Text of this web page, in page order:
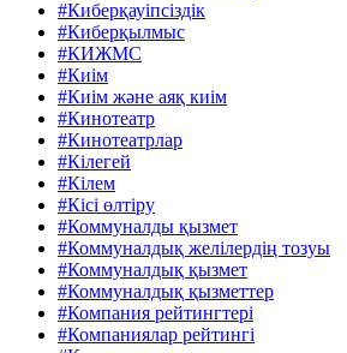
#Киберқауіпсіздік
#Киберқылмыс
#КИЖМС
#Киім
#Киім және аяқ киім
#Кинотеатр
#Кинотеатрлар
#Кілегей
#Кілем
#Кісі өлтіру
#Коммуналды қызмет
#Коммуналдық желілердің тозуы
#Коммуналдық қызмет
#Коммуналдық қызметтер
#Компания рейтингтері
#Компаниялар рейтингі